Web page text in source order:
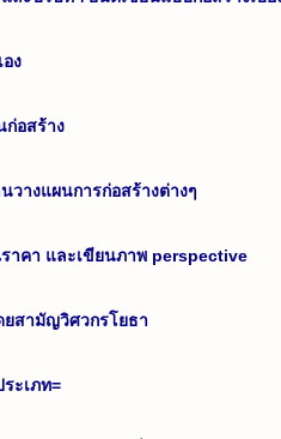
ง
อสร้าง
วางแผนการก่อสร้างต่างๆ
าคา และเขียนภาพ perspective
สามัญวิศวกรโยธา
ะเภท=